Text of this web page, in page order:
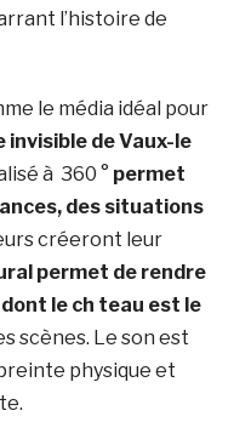
l’histoire de
le média idéal pour
de Vaux-le
à 360 ° permet
des situations
créeront leur
permet de rendre
le ch teau est le
scènes. Le son est
physique et